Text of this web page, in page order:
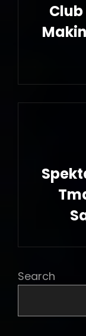
Post
Post
Search